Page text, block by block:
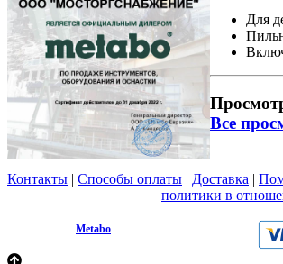
Для
Все
Контакты | Способы оплаты | Доставка |
политики в
Metabo